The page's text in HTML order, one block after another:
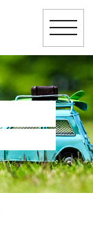
toggle